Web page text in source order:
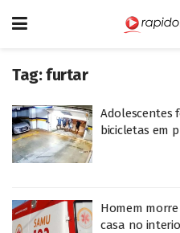
Tag:furtar
Adolescentes
bicicletas em
Homem
casa no